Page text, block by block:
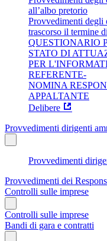
all’albo pretorio
Provvedimenti
trascorso il termine
QUESTIONARIO
STATO DI
PER
REFERENTE-
NOMINA
APPALTANTE
Delibere
Provvedimenti dirigenti
Provvedimenti
Provvedimenti dei
Controlli sulle imprese
Controlli sulle imprese
Bandi di gara e contratti